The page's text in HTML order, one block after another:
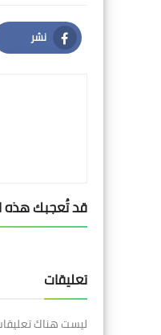
نشر
Facebook
قد تُعجبك هذه
تعليقات
ليست هناك